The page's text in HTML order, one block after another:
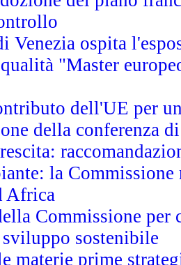
Venezia ospita
"Master
dell'UE per
della conferenza
la
Africa
Commissione
sostenibile
materie prime